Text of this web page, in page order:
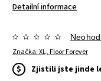
Detailní informace
Značka:XL, Floor Forever
$ Zjistili jste jinde